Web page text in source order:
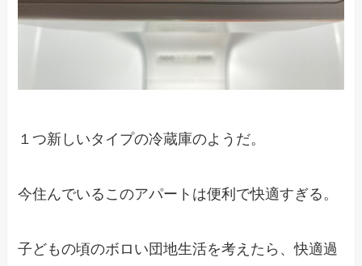
１つ新しいタイプの冷蔵庫のようだ。
今住んでいるこのアパートは便利で快適すぎる。
子どもの頃のボロい団地生活を考えたら、快適過